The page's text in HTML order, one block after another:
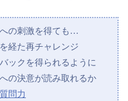
の刺激を得ても…
経た再チャレンジ
ックを得られるように
の決意が読み取れるか
問力